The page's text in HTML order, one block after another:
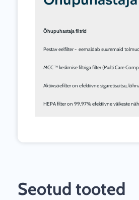
Õhupuhastaja filtrid
Pestav eelfilter -  eemaldab suuremaid
MCC ™ keskmise filtriga filter (Multi Care
Aktiivsöefilter on efektiivne sigaretisuitsu,
HEPA filter on 99,97% efektiivne väikeste
Seotud tooted